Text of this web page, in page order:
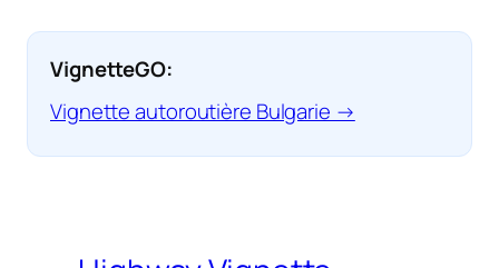
VignetteGO:
Vignette autoroutière Bulgarie →